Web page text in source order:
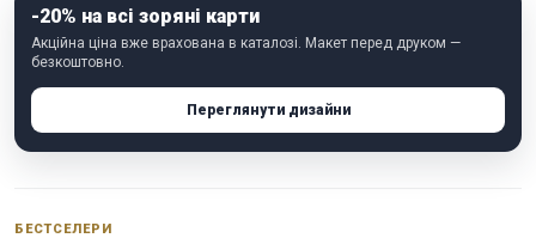
-20% на всі зоряні карти
Акційна ціна вже врахована в каталозі. Макет перед друком —
безкоштовно.
Переглянути дизайни
БЕСТСЕЛЕРИ